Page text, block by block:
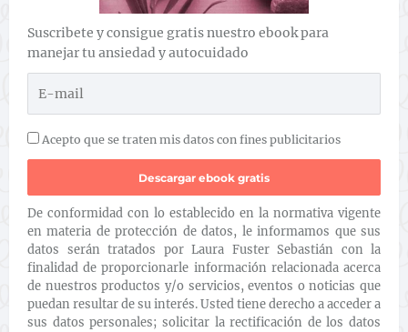
Suscribete y consigue gratis nuestro ebook para
manejar tu ansiedad y autocuidado
Acepto que se traten mis datos con fines publicitarios
De conformidad con lo establecido en la normativa vigente
en materia de protección de datos, le informamos que sus
datos serán tratados por Laura Fuster Sebastián con la
finalidad de proporcionarle información relacionada acerca
de nuestros productos y/o servicios, eventos o noticias que
puedan resultar de su interés. Usted tiene derecho a acceder a
sus datos personales; solicitar la rectificación de los datos